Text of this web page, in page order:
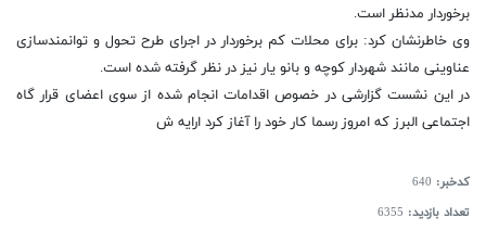
برخوردار مدنظر است.
وی خاطرنشان کرد: برای محلات کم برخوردار در اجرای طرح تحول و توانمندسازی
عناوینی مانند شهردار کوچه و بانو یار نیز در نظر گرفته شده است.
در این نشست گزارشی در خصوص اقدامات انجام شده از سوی اعضای قرار گاه
اجتماعی البرز که امروز رسما کار خود را آغاز کرد ارایه ش
کدخبر: 640
تعداد بازدید: 6355